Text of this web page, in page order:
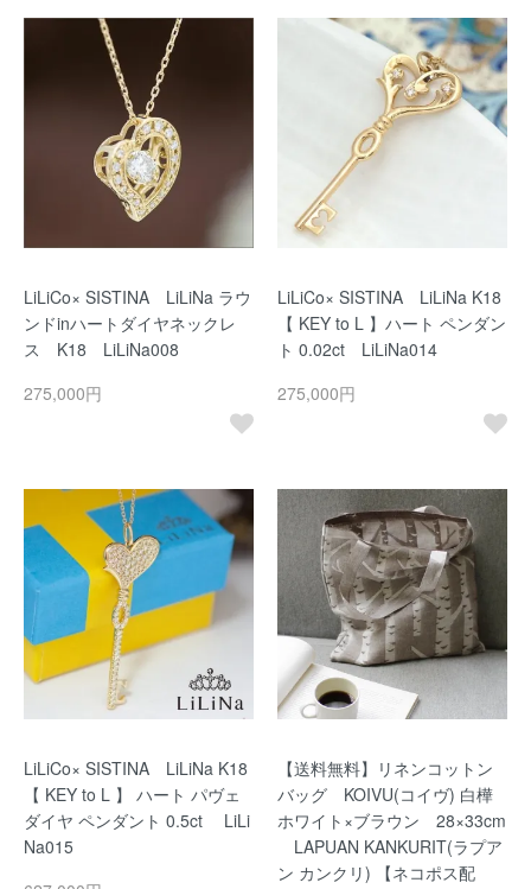
LiLiCo× SISTINA LiLiNa ラウ
ンドinハートダイヤネックレ
ス K18 LiLiNa008
275,000円
LiLiCo× SISTINA LiLiNa K18
【 KEY to L 】ハート ペンダン
ト 0.02ct LiLiNa014
275,000円
LiLiCo× SISTINA LiLiNa K18
【 KEY to L 】 ハート パヴェ
ダイヤ ペンダント 0.5ct LiLi
Na015
【送料無料】リネンコットン
バッグ KOIVU(コイヴ) 白樺
ホワイト×ブラウン 28×33cm
LAPUAN KANKURIT(ラプア
ン カンクリ) 【ネコポス配